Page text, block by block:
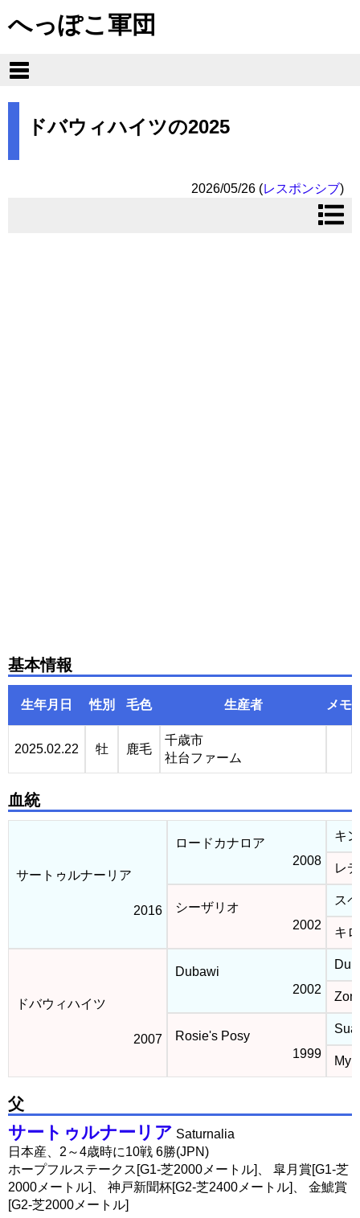
へっぽこ軍団
ドバウィハイツの2025
2026/05/26 (レスポンシブ)
基本情報
生年月日 性別 毛色 生産者 メモ
2025.02.22 牡 鹿毛
千歳市
社台ファーム
血統
サートゥルナーリア
2016
ロードカナロア
2008
キ
レ
シーザリオ
2002
ス
キ
ドバウィハイツ
2007
Dubawi
2002
Rosie's Posy
1999
My
父
サートゥルナーリア Saturnalia
日本産、2～4歳時に10戦 6勝(JPN)
ホープフルステークス[G1-芝2000メートル]、 皐月賞[G1-芝
2000メートル]、 神戸新聞杯[G2-芝2400メートル]、 金鯱賞
[G2-芝2000メートル]